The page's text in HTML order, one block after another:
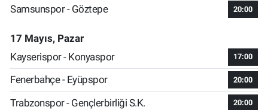
Samsunspor - Göztepe 20:00
17 Mayıs, Pazar
Kayserispor - Konyaspor
17:00
Fenerbahçe - Eyüpspor 20:00
Trabzonspor - Gençlerbirliği S.K. 20:00